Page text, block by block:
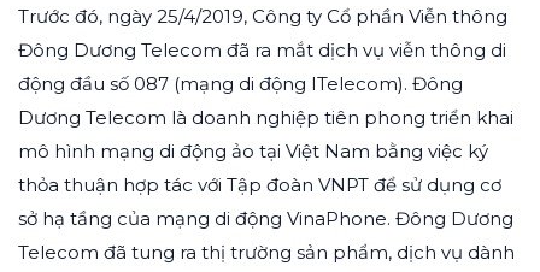
Trước đó, ngày 25/4/2019, Công ty Cổ phần Viễn thông
Đông Dương Telecom đã ra mắt dịch vụ viễn thông di
động đầu số 087 (mạng di động ITelecom). Đông
Dương Telecom là doanh nghiệp tiên phong triển khai
mô hình mạng di động ảo tại Việt Nam bằng việc ký
thỏa thuận hợp tác với Tập đoàn VNPT để sử dụng cơ
sở hạ tầng của mạng di động VinaPhone. Đông Dương
Telecom đã tung ra thị trường sản phẩm, dịch vụ dành